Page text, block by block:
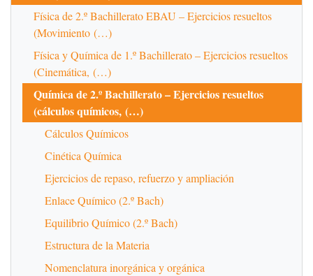
Física de 2.º Bachillerato EBAU – Ejercicios resueltos
(Movimiento (…)
Física y Química de 1.º Bachillerato – Ejercicios resueltos
(Cinemática, (…)
Química de 2.º Bachillerato – Ejercicios resueltos
(cálculos químicos, (…)
Cálculos Químicos
Cinética Química
Ejercicios de repaso, refuerzo y ampliación
Enlace Químico (2.º Bach)
Equilibrio Químico (2.º Bach)
Estructura de la Materia
Nomenclatura inorgánica y orgánica